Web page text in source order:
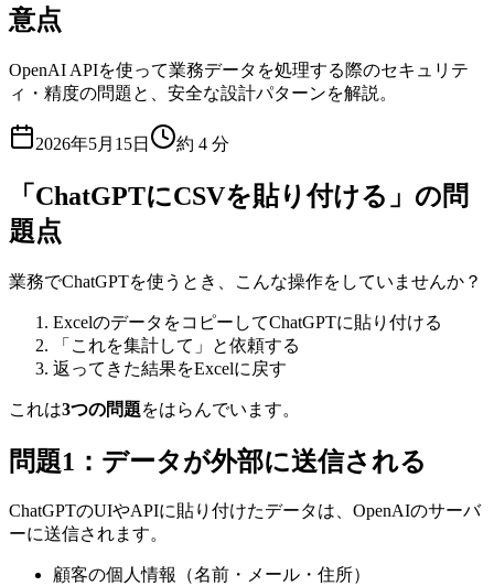
意点
OpenAI APIを使って業務データを処理する際のセキュリテ
ィ・精度の問題と、安全な設計パターンを解説。
2026年5月15日 約 4 分
「ChatGPTにCSVを貼り付ける」の問
題点
業務でChatGPTを使うとき、こんな操作をしていませんか？
ExcelのデータをコピーしてChatGPTに貼り付ける
「これを集計して」と依頼する
返ってきた結果をExcelに戻す
これは3つの問題をはらんでいます。
問題1：データが外部に送信される
ChatGPTのUIやAPIに貼り付けたデータは、OpenAIのサーバ
ーに送信されます。
顧客の個人情報（名前・メール・住所）